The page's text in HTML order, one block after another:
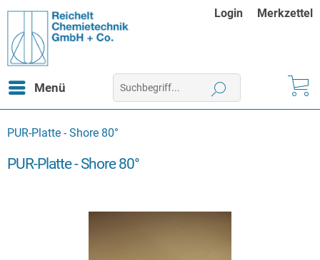
Login Merkzettel
Menü
PUR-Platte - Shore 80°
PUR-Platte - Shore 80°